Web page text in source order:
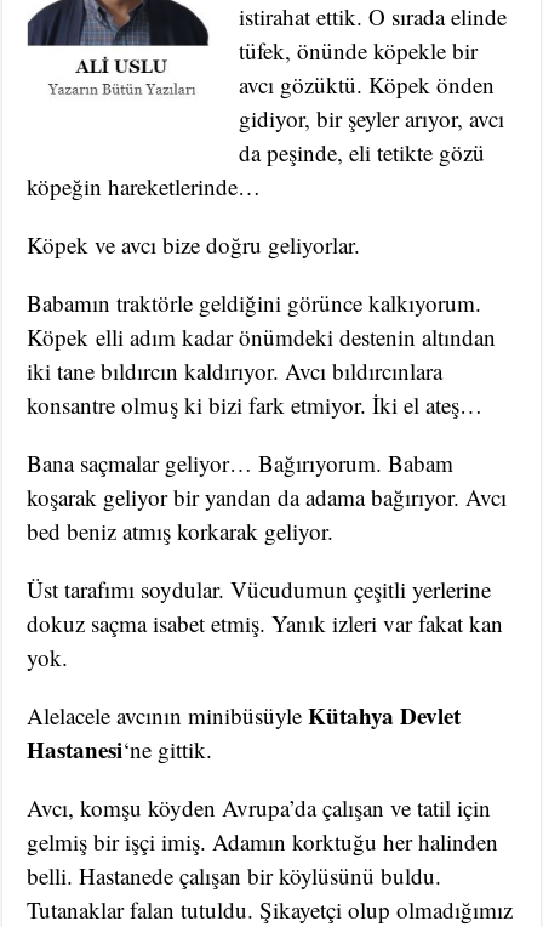
istirahat ettik. O sırada elinde
tüfek, önünde köpekle bir
avcı gözüktü. Köpek önden
gidiyor, bir şeyler arıyor, avcı
da peşinde, eli tetikte gözü
köpeğin hareketlerinde…
Köpek ve avcı bize doğru geliyorlar.
Babamın traktörle geldiğini görünce kalkıyorum.
Köpek elli adım kadar önümdeki destenin altından
iki tane bıldırcın kaldırıyor. Avcı bıldırcınlara
konsantre olmuş ki bizi fark etmiyor. İki el ateş…
Bana saçmalar geliyor… Bağırıyorum. Babam
koşarak geliyor bir yandan da adama bağırıyor. Avcı
bed beniz atmış korkarak geliyor.
Üst tarafımı soydular. Vücudumun çeşitli yerlerine
dokuz saçma isabet etmiş. Yanık izleri var fakat kan
yok.
Alelacele avcının minibüsüyleKütahya Devlet
Hastanesi‘ne gittik.
Avcı, komşu köyden Avrupa’da çalışan ve tatil için
gelmiş bir işçi imiş. Adamın korktuğu her halinden
belli. Hastanede çalışan bir köylüsünü buldu.
Tutanaklar falan tutuldu. Şikayetçi olup olmadığımız